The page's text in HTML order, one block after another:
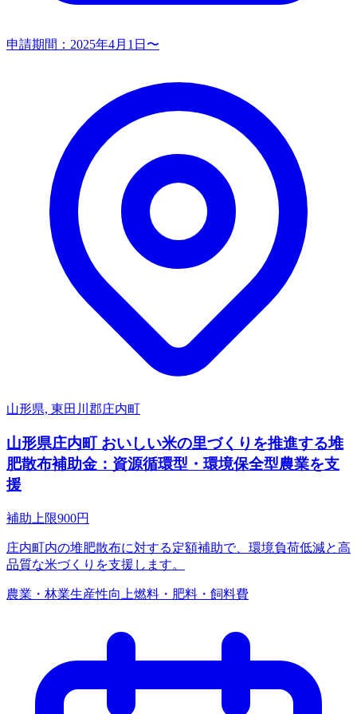
申請期間： 2025年4月1日〜
山形県, 東田川郡庄内町
山形県庄内町 おいしい米の里づくりを推進する堆
肥散布補助金：資源循環型・環境保全型農業を支
援
補助上限900円
庄内町内の堆肥散布に対する定額補助で、環境負荷低減と高
品質な米づくりを支援します。
農業・林業生産性向上燃料・肥料・飼料費